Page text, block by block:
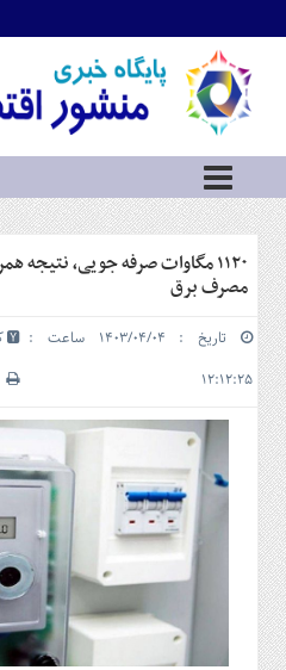
اطلاعات
تماس
ما
درباره
ما
سرویس
ها
خانه
سرمایه
و
بورس
و
شهری
گاز
و
پتروشیمی
و
۱۱۲۰ مگاوات صرفه جویی،
مصرف برق
تاریخ : ۱۴۰۳/۰۴/۰۴ ساعت :
۱۲:۱۲:۲۵